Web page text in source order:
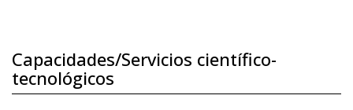
Capacidades/Servicios científico-
tecnológicos